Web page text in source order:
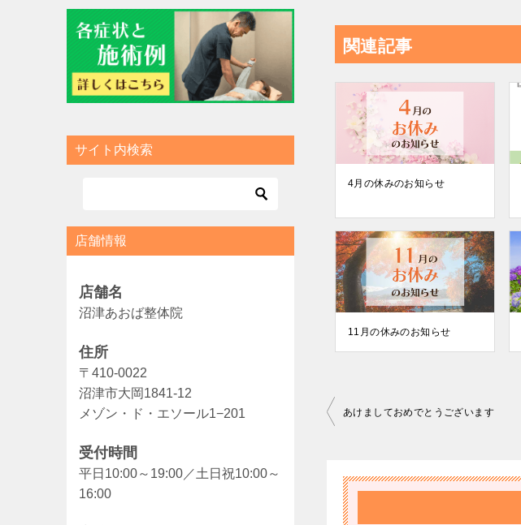
関連記事
4月の休みのお知らせ
11月の休みのお知らせ
投
ビ
ゲ
あけましておめでとうございます
サイト内検索
店舗情報
店舗名
沼津あおば整体院
住所
〒410-0022
沼津市大岡1841-12
メゾン・ド・エソール1−201
受付時間
平日10:00～19:00／土日祝10:00～
16:00